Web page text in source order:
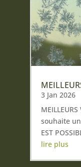
3 Jan 2026
souhaite
EST
lire plus